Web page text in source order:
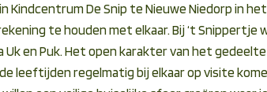
Kindcentrum De Snip te Nieuwe Niedorp in
te houden met elkaar. Bij ‘t
Uk en Puk. Het open karakter van het
leeftijden regelmatig bij elkaar op visite